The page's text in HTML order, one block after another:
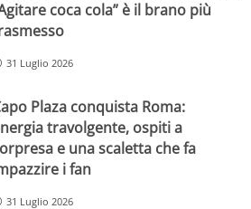
coca cola” è il brano più
31 Luglio 2026
Plaza conquista Roma:
travolgente, ospiti a
e una scaletta che fa
i fan
31 Luglio 2026